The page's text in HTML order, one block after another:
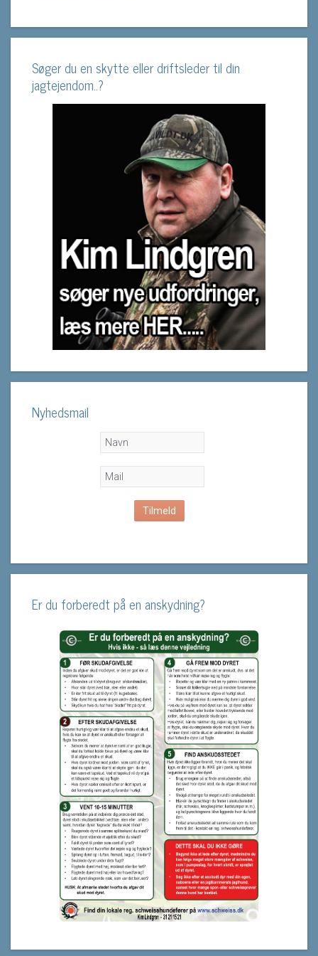
Søger du en skytte eller driftsleder til din
jagtejendom..?
Nyhedsmail
Er du forberedt på en anskydning?